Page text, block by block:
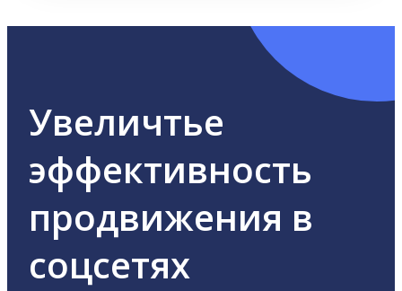
Увеличтье
эффективность
продвижения в
соцсетях